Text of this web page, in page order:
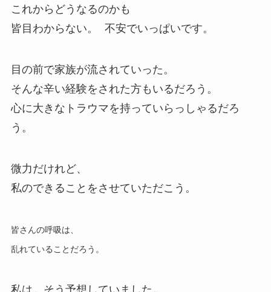
これからどうなるのかも
皆目わからない。 不安でいっぱいです。
目の前で家族が流されていった。
そんな辛い経験をされた方もいるだろう。
心に大きなトラウマを持っていらっしゃるだろ
う。
微力だけれど、
私のできることをさせていただこう。
皆さんの呼吸は、
乱れていることだろう。
私は、そう予想していました。